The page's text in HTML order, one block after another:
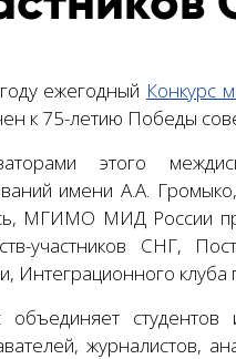
ежегодный Конкурс
к 75-летию Победы
этого
имени А.А.
МГИМО МИД России
участников СНГ,
Интеграционного
объединяет
журналистов,